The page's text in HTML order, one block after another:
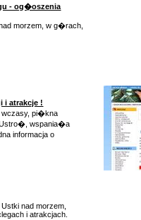
- og�oszenia
morzem, w g�rach,
i atrakcje !
wczasy, pi�kna
wspania�a
informacja o
nad morzem,
i atrakcjach.